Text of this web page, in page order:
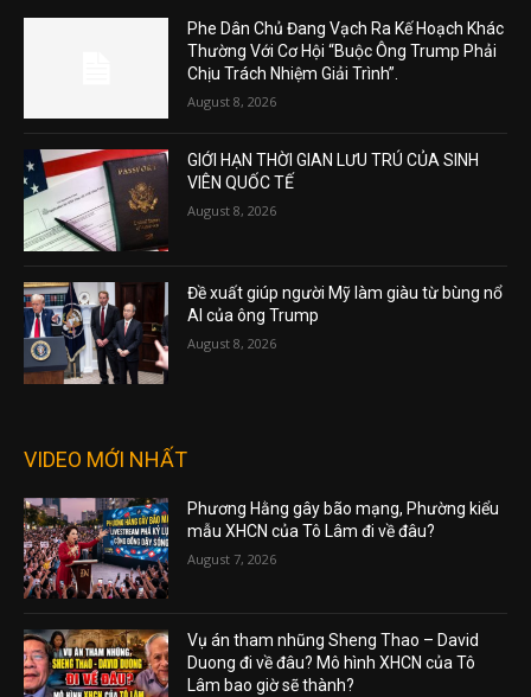
Phe Dân Chủ Đang Vạch Ra Kế Hoạch Khác
Thường Với Cơ Hội “Buộc Ông Trump Phải
Chịu Trách Nhiệm Giải Trình”.
August 8, 2026
GIỚI HẠN THỜI GIAN LƯU TRÚ CỦA SINH
VIÊN QUỐC TẾ
August 8, 2026
Đề xuất giúp người Mỹ làm giàu từ bùng nổ
AI của ông Trump
August 8, 2026
VIDEO MỚI NHẤT
Phương Hằng gây bão mạng, Phường kiểu
mẫu XHCN của Tô Lâm đi về đâu?
August 7, 2026
Vụ án tham nhũng Sheng Thao – David
Duong đi về đâu? Mô hình XHCN của Tô
Lâm bao giờ sẽ thành?